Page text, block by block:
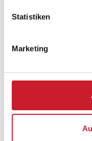
Statistiken
Marketing